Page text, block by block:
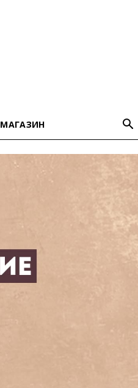
МАГАЗИН